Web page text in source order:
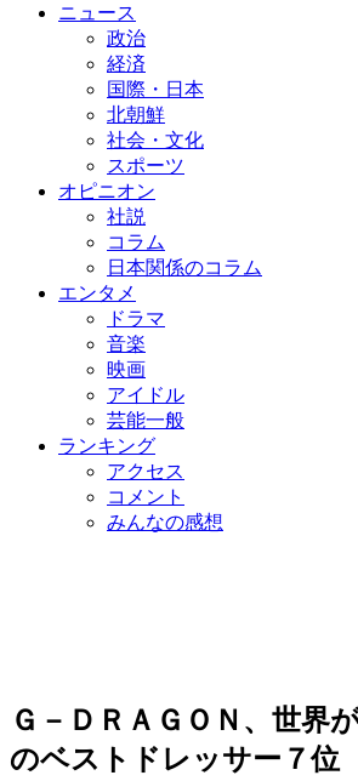
ニュース
政治
経済
国際・日本
北朝鮮
社会・文化
スポーツ
オピニオン
社説
コラム
日本関係のコラム
エンタメ
ドラマ
音楽
映画
アイドル
芸能一般
ランキング
アクセス
コメント
みんなの感想
Ｇ－ＤＲＡＧＯＮ、世界
のベストドレッサー７位